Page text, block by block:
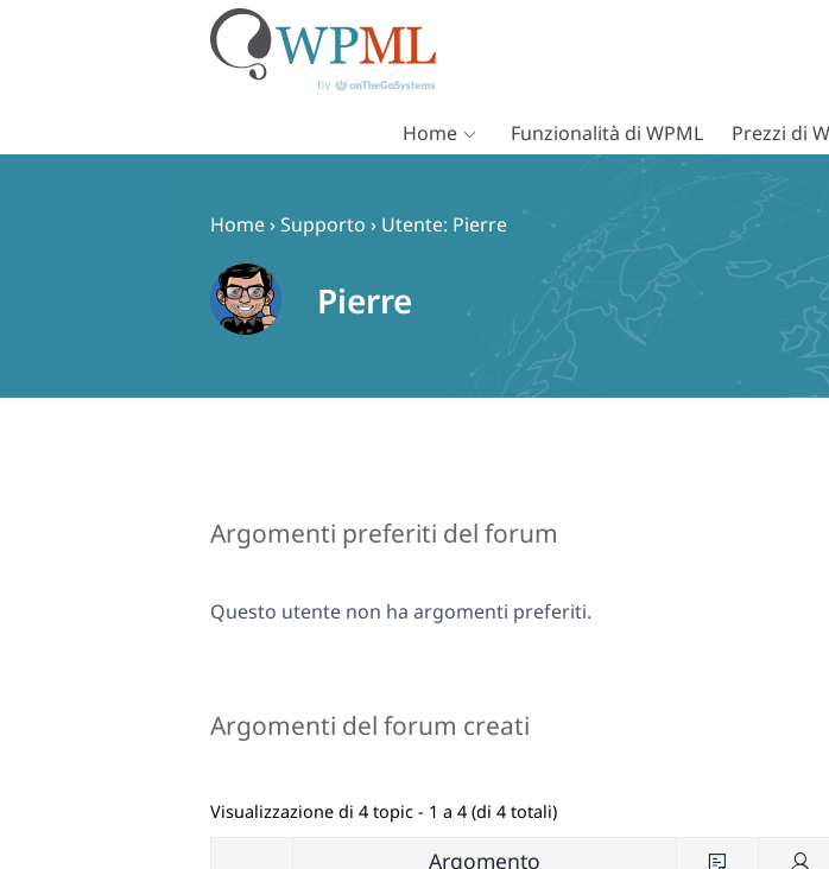
Home Funzionalità di WPML Prezzi di
Home›Supporto › Utente: Pierre
Pierre
Argomenti preferiti del forum
Questo utente non ha argomenti preferiti.
Argomenti del forum creati
Visualizzazione di 4 topic - 1 a 4 (di 4 totali)
Argomento